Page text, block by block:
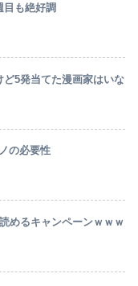
目も絶好調
5発当てた漫画家はいな
の必要性
めるキャンペーンｗｗｗ